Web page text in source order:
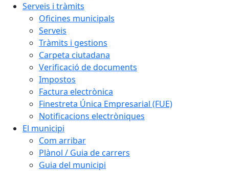
Serveis i tràmits
Oficines municipals
Serveis
Tràmits i gestions
Carpeta ciutadana
Verificació de documents
Impostos
Factura electrònica
Finestreta Única Empresarial (FUE)
Notificacions electròniques
El municipi
Com arribar
Plànol / Guia de carrers
Guia del municipi